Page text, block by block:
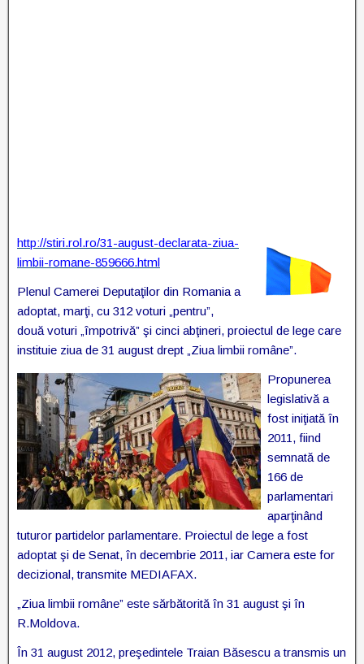
http://stiri.rol.ro/31-august-declarata-ziua-
limbii-romane-859666.html
Plenul Camerei Deputaţilor din Romania a
adoptat, marţi, cu 312 voturi „pentru”,
două voturi „împotrivă” şi cinci abţineri, proiectul de lege care
instituie ziua de 31 august drept „Ziua limbii române”.
Propunerea
legislativă a
fost iniţiată în
2011, fiind
semnată de
166 de
parlamentari
aparţinând
tuturor partidelor parlamentare. Proiectul de lege a fost
adoptat şi de Senat, în decembrie 2011, iar Camera este for
decizional, transmite MEDIAFAX.
„Ziua limbii române” este sărbătorită în 31 august şi în
R.Moldova.
În 31 august 2012, preşedintele Traian Băsescu a transmis un